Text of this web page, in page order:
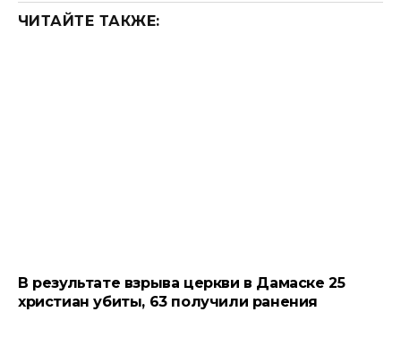
ЧИТАЙТЕ ТАКЖЕ:
В результате взрыва церкви в Дамаске 25
христиан убиты, 63 получили ранения